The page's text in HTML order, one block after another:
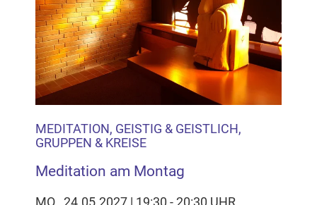
MEDITATION, GEISTIG & GEISTLICH,
GRUPPEN & KREISE
Meditation am Montag
MO., 24.05.2027 | 19:30 - 20:30 UHR